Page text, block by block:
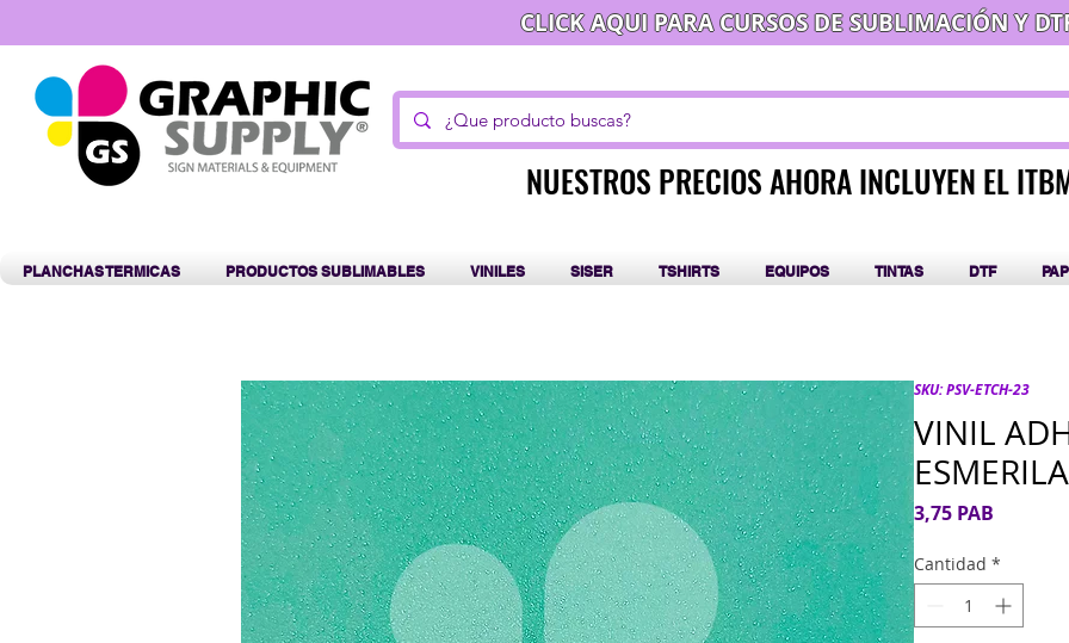
CLICK AQUI PARA CURSOS DE SUBLIMACIÓN Y
NUESTROS PRECIOS AHORA INCLUYEN EL
NUESTROS PRECIOS AHORA INCLUYEN EL
PLANCHAS TERMICAS PRODUCTOS SUBLIMABLES VINILES SISER TSHIRTS EQUIPOS TINTAS DTF
SKU: PSV-ETCH-23
VINIL
3,75 PAB
Cantidad *